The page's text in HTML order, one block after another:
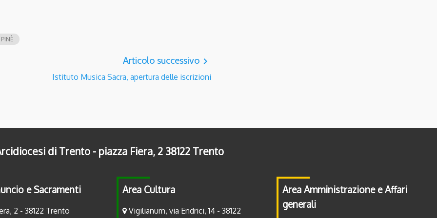
Articolo successivo navigate_next
Istituto Musica Sacra, apertura delle iscrizioni
di Trento - piazza Fiera, 2 38122 Trento
e Sacramenti
2 - 38122 Trento
Area Cultura
Vigilianum, via Endrici, 14 - 38122
Area Amministrazione e Affari
generali